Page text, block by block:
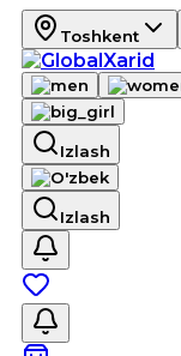
Toshkent
Izlash
Izlash